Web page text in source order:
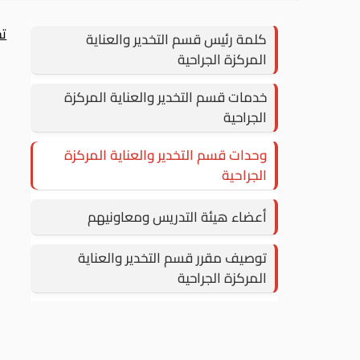
كلمة رئيس قسم التخدير والعناية
المركزة الجراحية
خدمات قسم التخدير والعناية المركزة
الجراحية
وحدات قسم التخدير والعناية المركزة
الجراحية
أعضاء هيئة التدريس ومعاونيهم
توصيف مقرر قسم التخدير والعناية
المركزة الجراحية